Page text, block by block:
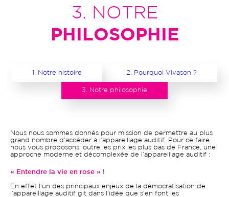
3. NOTRE
PHILOSOPHIE
1. Notre histoire 2. Pourquoi Vivason ?
3. Notre philosophie
Nous nous sommes donnés pour mission de permettre au plus
grand nombre d’accéder à l’appareillage auditif. Pour ce faire
nous vous proposons, outre les prix les plus bas de France, une
approche moderne et décomplexée de l’appareillage auditif :
« Entendre la vie en rose » !
En effet l’un des principaux enjeux de la démocratisation de
l’appareillage auditif git dans l’idée que s’en font les